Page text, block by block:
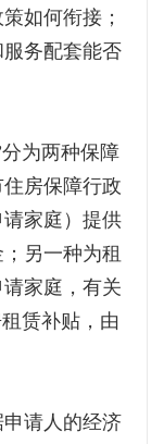
如何衔接；
务配套能否
为两种保障
房保障行政
家庭）提供
另一种为租
家庭，有关
赁补贴，由
请人的经济